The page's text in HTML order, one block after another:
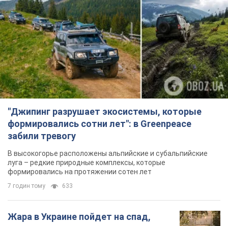
"Джипинг разрушает экосистемы, которые
формировались сотни лет": в Greenpeace
забили тревогу
В высокогорье расположены альпийские и субальпийские
луга – редкие природные комплексы, которые
формировались на протяжении сотен лет
7 годин тому 633
Жара в Украине пойдет на спад,